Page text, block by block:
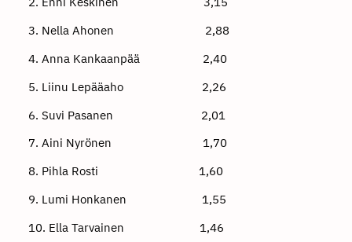
3. Nella Ahonen 2,88
4. Anna Kankaanpää 2,40
5. Liinu Lepääaho 2,26
6. Suvi Pasanen 2,01
7. Aini Nyrönen 1,70
8. Pihla Rosti 1,60
9. Lumi Honkanen 1,55
10. Ella Tarvainen 1,46